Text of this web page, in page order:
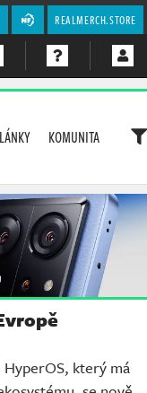
REALMERCH.STORE
KOMUNITA
který má